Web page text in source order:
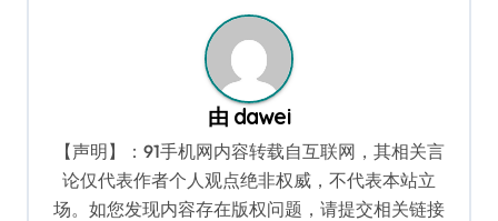
由 dawei
【声明】：91手机网内容转载自互联网，其相关言
论仅代表作者个人观点绝非权威，不代表本站立
场。如您发现内容存在版权问题，请提交相关链接